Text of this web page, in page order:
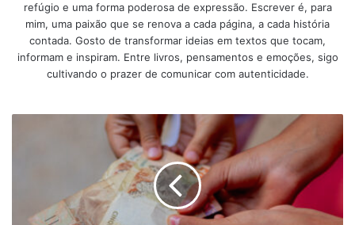
refúgio e uma forma poderosa de expressão. Escrever é, para
mim, uma paixão que se renova a cada página, a cada história
contada. Gosto de transformar ideias em textos que tocam,
informam e inspiram. Entre livros, pensamentos e emoções, sigo
cultivando o prazer de comunicar com autenticidade.
alteração